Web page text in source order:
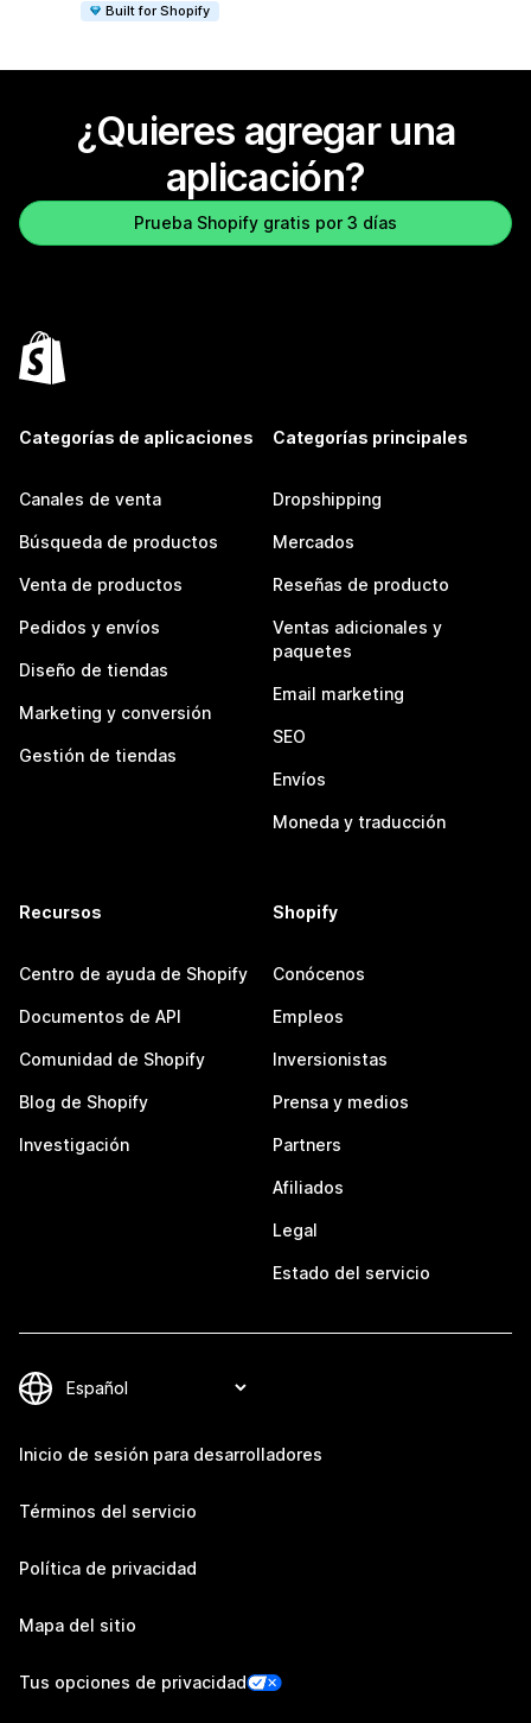
Built for Shopify
¿Quieres agregar una
aplicación?
Prueba Shopify gratis por 3 días
Categorías de aplicaciones
Canales de venta
Búsqueda de productos
Venta de productos
Pedidos y envíos
Diseño de tiendas
Marketing y conversión
Gestión de tiendas
Categorías principales
Dropshipping
Mercados
Reseñas de producto
Ventas adicionales y
paquetes
Email marketing
SEO
Envíos
Moneda y traducción
Recursos
Centro de ayuda de Shopify
Documentos de API
Comunidad de Shopify
Blog de Shopify
Investigación
Shopify
Conócenos
Empleos
Inversionistas
Prensa y medios
Partners
Afiliados
Legal
Estado del servicio
Inicio de sesión para desarrolladores
Términos del servicio
Política de privacidad
Mapa del sitio
Tus opciones de privacidad